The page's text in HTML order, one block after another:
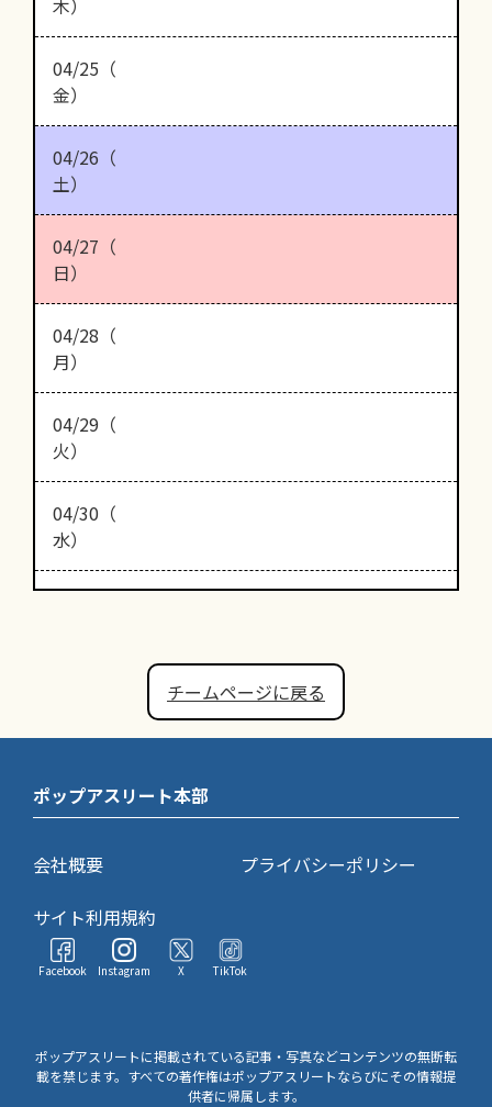
木）
04/25（
金）
04/26（
土）
04/27（
日）
04/28（
月）
04/29（
火）
04/30（
水）
チームページに戻る
ポップアスリート本部
会社概要
プライバシーポリシー
サイト利用規約
Facebook Instagram X TikTok
ポップアスリートに掲載されている記事・写真などコンテンツの無断転
載を禁じます。すべての著作権はポップアスリートならびにその情報提
供者に帰属します。